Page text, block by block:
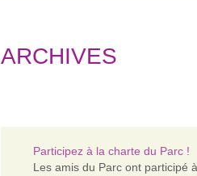
ARCHIVES
Participez à la charte du Parc !
Les amis du Parc ont participé